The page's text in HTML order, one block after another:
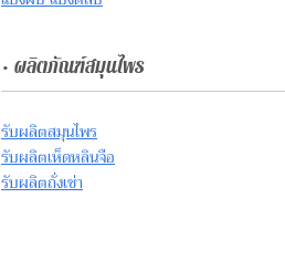
• ผลิตภัณฑ์สมุนไพร
รับผลิตสมุนไพร
รับผลิตเห็ดหลินจือ
รับผลิตถั่งเช่า